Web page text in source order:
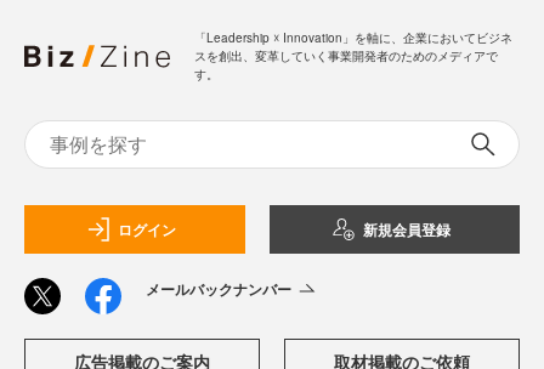
「Leadership ☓ Innovation」を軸に、企業においてビジネ
スを創出、変革していく事業開発者のためのメディアで
す。
ログイン 新規会員登録
メールバックナンバー
広告掲載のご案内 取材掲載のご依頼